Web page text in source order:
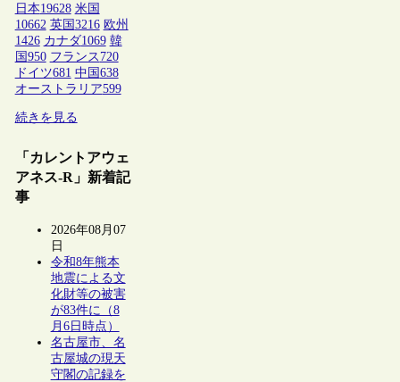
日本19628 米国
10662 英国 3216 欧州
1426 カナダ1069 韓
国 950 フランス 720
ドイツ681 中国 638
オーストラリア599
続きを見る
「カレントアウェ
アネス-R」新着記
事
2026年08月07
日
令和8年熊本
地震による文
化財等の被害
が83件に（8
月6日時点）
名古屋市、名
古屋城の現天
守閣の記録を